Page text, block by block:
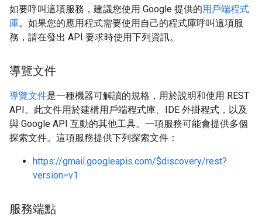
如要呼叫這項服務，建議您使用 Google 提供的用戶端程式
庫。如果您的應用程式需要使用自己的程式庫呼叫這項服
務，請在發出 API 要求時使用下列資訊。
導覽文件
導覽文件是一種機器可解讀的規格，用於說明和使用 REST
API。此文件用於建構用戶端程式庫、IDE 外掛程式，以及
與 Google API 互動的其他工具。一項服務可能會提供多個
探索文件。這項服務提供下列探索文件：
https://gmail.googleapis.com/$discovery/rest?
version=v1
服務端點